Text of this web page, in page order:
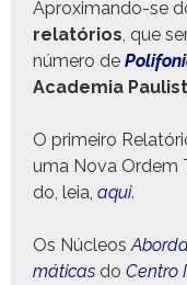
Aprox­i­man­do-se
relatórios, que
número de
Acad­e­mia
O primeiro
uma Nova Ordem
do, leia, aqui.
Os Núcleos
máti­cas do Cen­tro